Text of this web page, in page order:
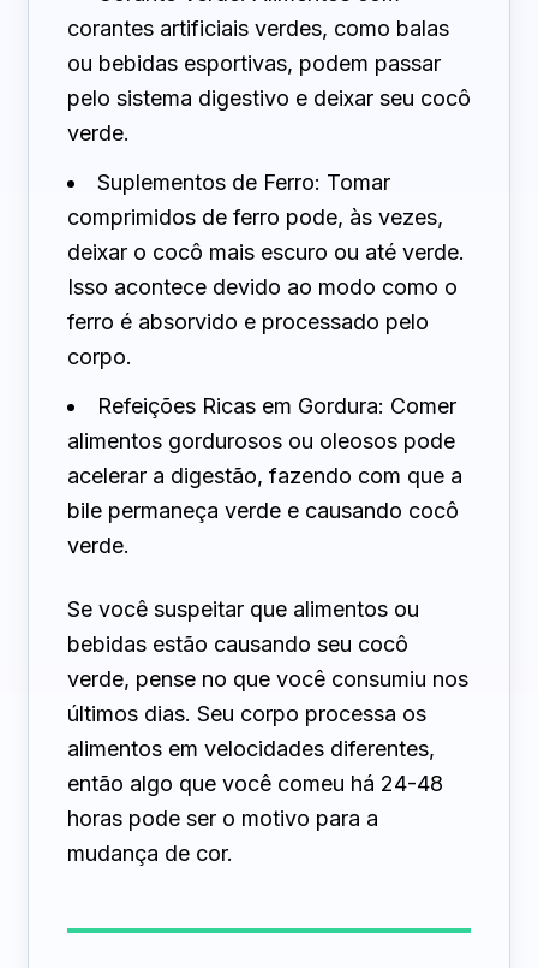
corantes artificiais verdes, como balas
ou bebidas esportivas, podem passar
pelo sistema digestivo e deixar seu cocô
verde.
Suplementos de Ferro: Tomar
comprimidos de ferro pode, às vezes,
deixar o cocô mais escuro ou até verde.
Isso acontece devido ao modo como o
ferro é absorvido e processado pelo
corpo.
Refeições Ricas em Gordura: Comer
alimentos gordurosos ou oleosos pode
acelerar a digestão, fazendo com que a
bile permaneça verde e causando cocô
verde.
Se você suspeitar que alimentos ou
bebidas estão causando seu cocô
verde, pense no que você consumiu nos
últimos dias. Seu corpo processa os
alimentos em velocidades diferentes,
então algo que você comeu há 24-48
horas pode ser o motivo para a
mudança de cor.